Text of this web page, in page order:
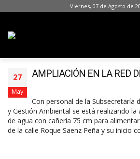
Viernes, 07 de Agosto de
27
May
AMPLIACIÓN EN LA RED
Con personal de la Subsecretaría
y Gestión Ambiental se está realizando la
de agua con cañería 75 cm para
de la calle Roque Saenz Peña y su inicio